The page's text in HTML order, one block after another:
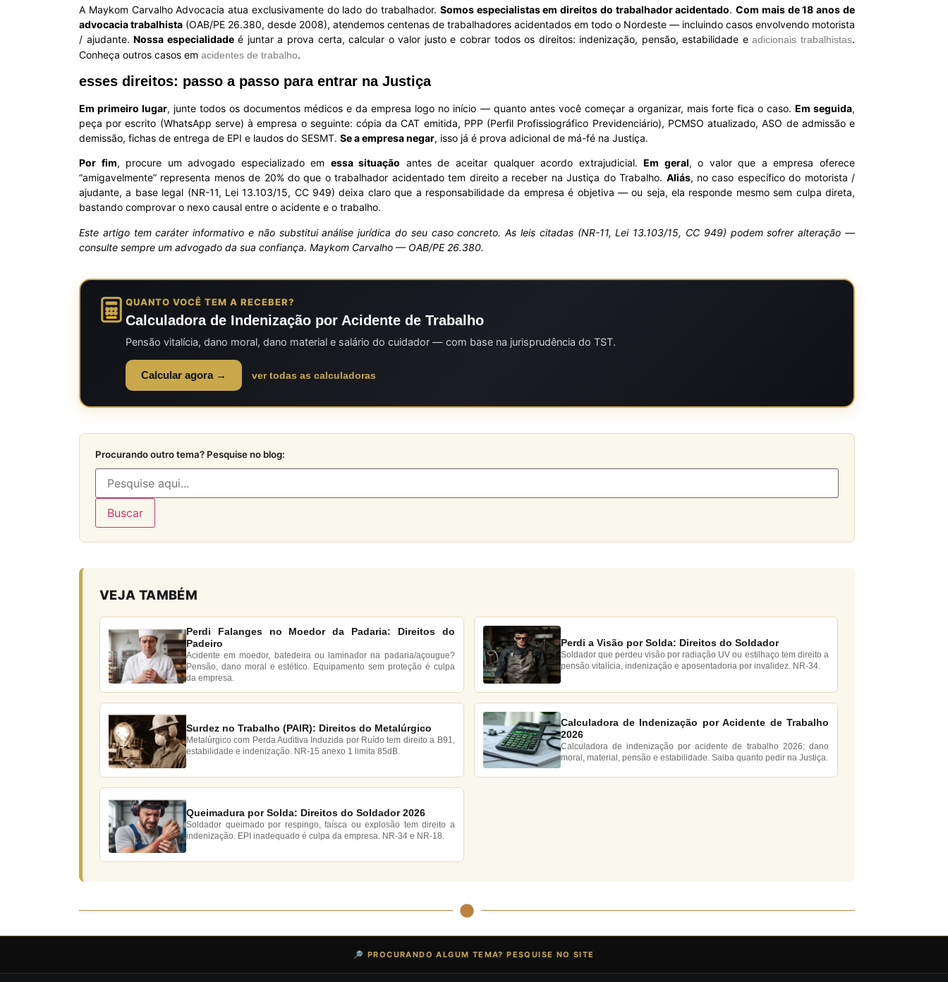
A Maykom Carvalho Advocacia atua exclusivamente do lado do trabalhador. Somos especialistas em direitos do trabalhador acidentado.Com mais de 18 anos de
advocacia trabalhista (OAB/PE 26.380, desde 2008), atendemos centenas de trabalhadores acidentados em todo o Nordeste — incluindo casos envolvendo motorista
/ ajudante.Nossa especialidadeé juntar a prova certa, calcular o valor justo e cobrar todos os direitos: indenização, pensão, estabilidade eadicionais trabalhistas.
Conheça outros casos em acidentes de trabalho.
esses direitos: passo a passo para entrar na Justiça
Em primeiro lugar, junte todos os documentos médicos e da empresa logo no início — quanto antes você começar a organizar, mais forte fica o caso. Em seguida,
peça por escrito (WhatsApp serve) à empresa o seguinte: cópia da CAT emitida, PPP (Perfil Profissiográfico Previdenciário), PCMSO atualizado, ASO de admissão e
demissão, fichas de entrega de EPI e laudos do SESMT. Se a empresa negar, isso já é prova adicional de má-fé na Justiça.
Por fim, procure um advogado especializado em essa situação antes de aceitar qualquer acordo extrajudicial.Em geral, o valor que a empresa oferece
“amigavelmente” representa menos de 20% do que o trabalhador acidentado tem direito a receber na Justiça do Trabalho. Aliás, no caso específico do motorista /
ajudante, a base legal (NR-11, Lei 13.103/15, CC 949) deixa claro que a responsabilidade da empresa é objetiva — ou seja, ela responde mesmo sem culpa direta,
bastando comprovar o nexo causal entre o acidente e o trabalho.
Este artigo tem caráter informativo e não substitui análise jurídica do seu caso concreto. As leis citadas (NR-11, Lei 13.103/15, CC 949) podem sofrer alteração —
consulte sempre um advogado da sua confiança. Maykom Carvalho — OAB/PE 26.380.
QUANTO VOCÊ TEM A RECEBER?
Calculadora de Indenização por Acidente de Trabalho
Pensão vitalícia, dano moral, dano material e salário do cuidador — com base na jurisprudência do TST.
Calcular agora → ver todas as calculadoras
Procurando outro tema? Pesquise no blog:
Buscar
VEJA TAMBÉM
Perdi Falanges no Moedor da Padaria: Direitos do
Padeiro
Acidente em moedor, batedeira ou laminador na padaria/açougue?
Pensão, dano moral e estético. Equipamento sem proteção é culpa
da empresa.
Perdi a Visão por Solda: Direitos do Soldador
Soldador que perdeu visão por radiação UV ou estilhaço tem direito a
pensão vitalícia, indenização e aposentadoria por invalidez. NR-34.
Surdez no Trabalho (PAIR): Direitos do Metalúrgico
Metalúrgico com Perda Auditiva Induzida por Ruído tem direito a B91,
estabilidade e indenização. NR-15 anexo 1 limita 85dB.
Calculadora de Indenização por Acidente de Trabalho
2026
Calculadora de indenização por acidente de trabalho 2026: dano
moral, material, pensão e estabilidade. Saiba quanto pedir na Justiça.
Queimadura por Solda: Direitos do Soldador 2026
Soldador queimado por respingo, faísca ou explosão tem direito a
indenização. EPI inadequado é culpa da empresa. NR-34 e NR-18.
🔎 PROCURANDO ALGUM TEMA? PESQUISE NO SITE